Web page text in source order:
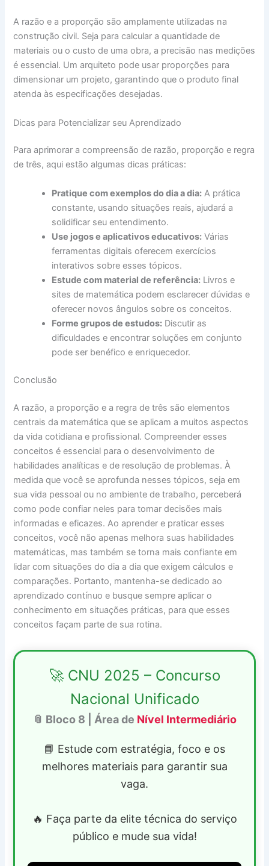
A razão e a proporção são amplamente utilizadas na
construção civil. Seja para calcular a quantidade de
materiais ou o custo de uma obra, a precisão nas medições
é essencial. Um arquiteto pode usar proporções para
dimensionar um projeto, garantindo que o produto final
atenda às especificações desejadas.
Dicas para Potencializar seu Aprendizado
Para aprimorar a compreensão de razão, proporção e regra
de três, aqui estão algumas dicas práticas:
Pratique com exemplos do dia a dia: A prática
constante, usando situações reais, ajudará a
solidificar seu entendimento.
Use jogos e aplicativos educativos: Várias
ferramentas digitais oferecem exercícios
interativos sobre esses tópicos.
Estude com material de referência: Livros e
sites de matemática podem esclarecer dúvidas e
oferecer novos ângulos sobre os conceitos.
Forme grupos de estudos: Discutir as
dificuldades e encontrar soluções em conjunto
pode ser benéfico e enriquecedor.
Conclusão
A razão, a proporção e a regra de três são elementos
centrais da matemática que se aplicam a muitos aspectos
da vida cotidiana e profissional. Compreender esses
conceitos é essencial para o desenvolvimento de
habilidades analíticas e de resolução de problemas. À
medida que você se aprofunda nesses tópicos, seja em
sua vida pessoal ou no ambiente de trabalho, perceberá
como pode confiar neles para tomar decisões mais
informadas e eficazes. Ao aprender e praticar esses
conceitos, você não apenas melhora suas habilidades
matemáticas, mas também se torna mais confiante em
lidar com situações do dia a dia que exigem cálculos e
comparações. Portanto, mantenha-se dedicado ao
aprendizado contínuo e busque sempre aplicar o
conhecimento em situações práticas, para que esses
conceitos façam parte de sua rotina.
🚀 CNU 2025 – Concurso
Nacional Unificado
📎 Bloco 8 | Área de Nível Intermediário
📘 Estude com estratégia, foco e os
melhores materiais para garantir sua
vaga.
🔥 Faça parte da elite técnica do serviço
público e mude sua vida!